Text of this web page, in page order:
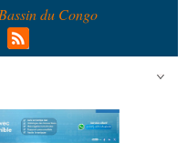
du Congo